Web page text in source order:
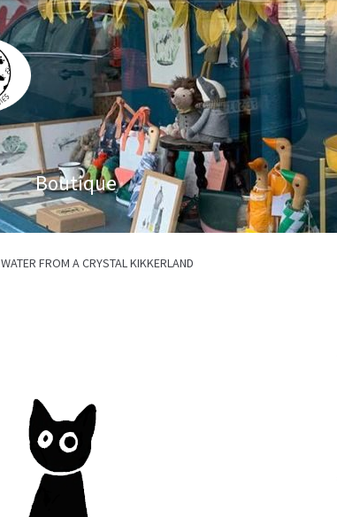
Boutique
WATER FROM A CRYSTAL KIKKERLAND